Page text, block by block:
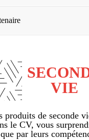
VIE
produits de seconde
le CV, vous
par leurs